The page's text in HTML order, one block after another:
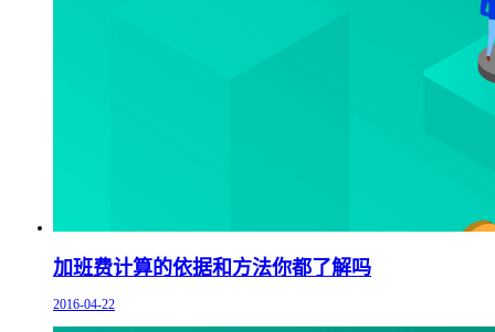
加班费计算的依据和方法你都了解吗
2016-04-22